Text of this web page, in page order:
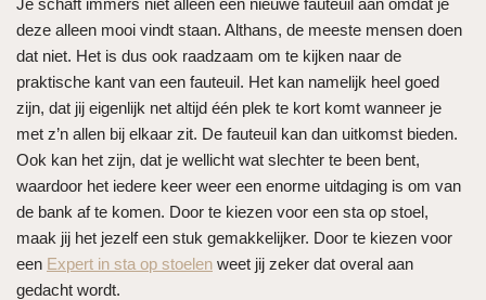
deze alleen mooi vindt staan. Althans, de meeste mensen doen
dat niet. Het is dus ook raadzaam om te kijken naar de
praktische kant van een fauteuil. Het kan namelijk heel goed
zijn, dat jij eigenlijk net altijd één plek te kort komt wanneer je
met z’n allen bij elkaar zit. De fauteuil kan dan uitkomst bieden.
Ook kan het zijn, dat je wellicht wat slechter te been bent,
waardoor het iedere keer weer een enorme uitdaging is om van
de bank af te komen. Door te kiezen voor een sta op stoel,
maak jij het jezelf een stuk gemakkelijker. Door te kiezen voor
een Expert in sta op stoelen weet jij zeker dat overal aan
gedacht wordt.